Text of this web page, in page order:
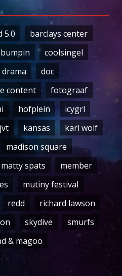
5.0
barclays center
bumpin
coolsingel
drama
doc
content
fotograaf
hofplein
icygrl
jvt kansas
karl wolf
madison square
matty spats
member
mutiny festival
redd
richard lawson
skydive
smurfs
& magoo